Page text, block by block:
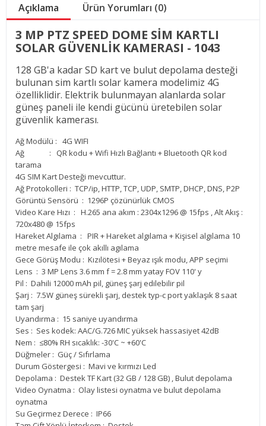
Açıklama Ürün Yorumları (0)
3 MP PTZ SPEED DOME SİM KARTLI
SOLAR GÜVENLİK KAMERASI - 1043
128 GB'a kadar SD kart ve bulut depolama desteği
bulunan sim kartlı solar kamera modelimiz 4G
özelliklidir. Elektrik bulunmayan alanlarda solar
güneş paneli ile kendi gücünü üretebilen solar
güvenlik kamerası.
Ağ Modülü : 4G WIFI
Ağ : QR kodu + Wifi Hızlı Bağlantı + Bluetooth QR kod
tarama
4G SIM Kart Desteği mevcuttur.
Ağ Protokolleri : TCP/ip, HTTP, TCP, UDP, SMTP, DHCP, DNS, P2P
Görüntü Sensörü : 1296P çözünürlük CMOS
Video Kare Hızı : H.265 ana akım : 2304x1296 @ 15fps , Alt Akış :
720x480 @ 15fps
Hareket Algılama : PIR + Hareket algılama + Kişisel algılama 10
metre mesafe ile çok akıllı agılama
Gece Görüş Modu : Kızılötesi + Beyaz ışık modu, APP seçimi
Lens : 3 MP Lens 3.6 mm f = 2.8 mm yatay FOV 110' y
Pil : Dahili 12000 mAh pil, güneş şarj edilebilir pil
Şarj : 7.5W güneş sürekli şarj, destek typ-c port yaklaşık 8 saat
tam şarj
Uyandırma : 15 saniye uyandırma
Ses : Ses kodek: AAC/G.726 MIC yüksek hassasiyet 42dB
Nem : ≤80% RH sıcaklık: -30'C ~ +60'C
Düğmeler : Güç / Sıfırlama
Durum Göstergesi : Mavi ve kırmızı Led
Depolama : Destek TF Kart (32 GB / 128 GB) , Bulut depolama
Video Oynatma : Olay listesi oynatma ve bulut depolama
oynatma
Su Geçirmez Derece : IP66